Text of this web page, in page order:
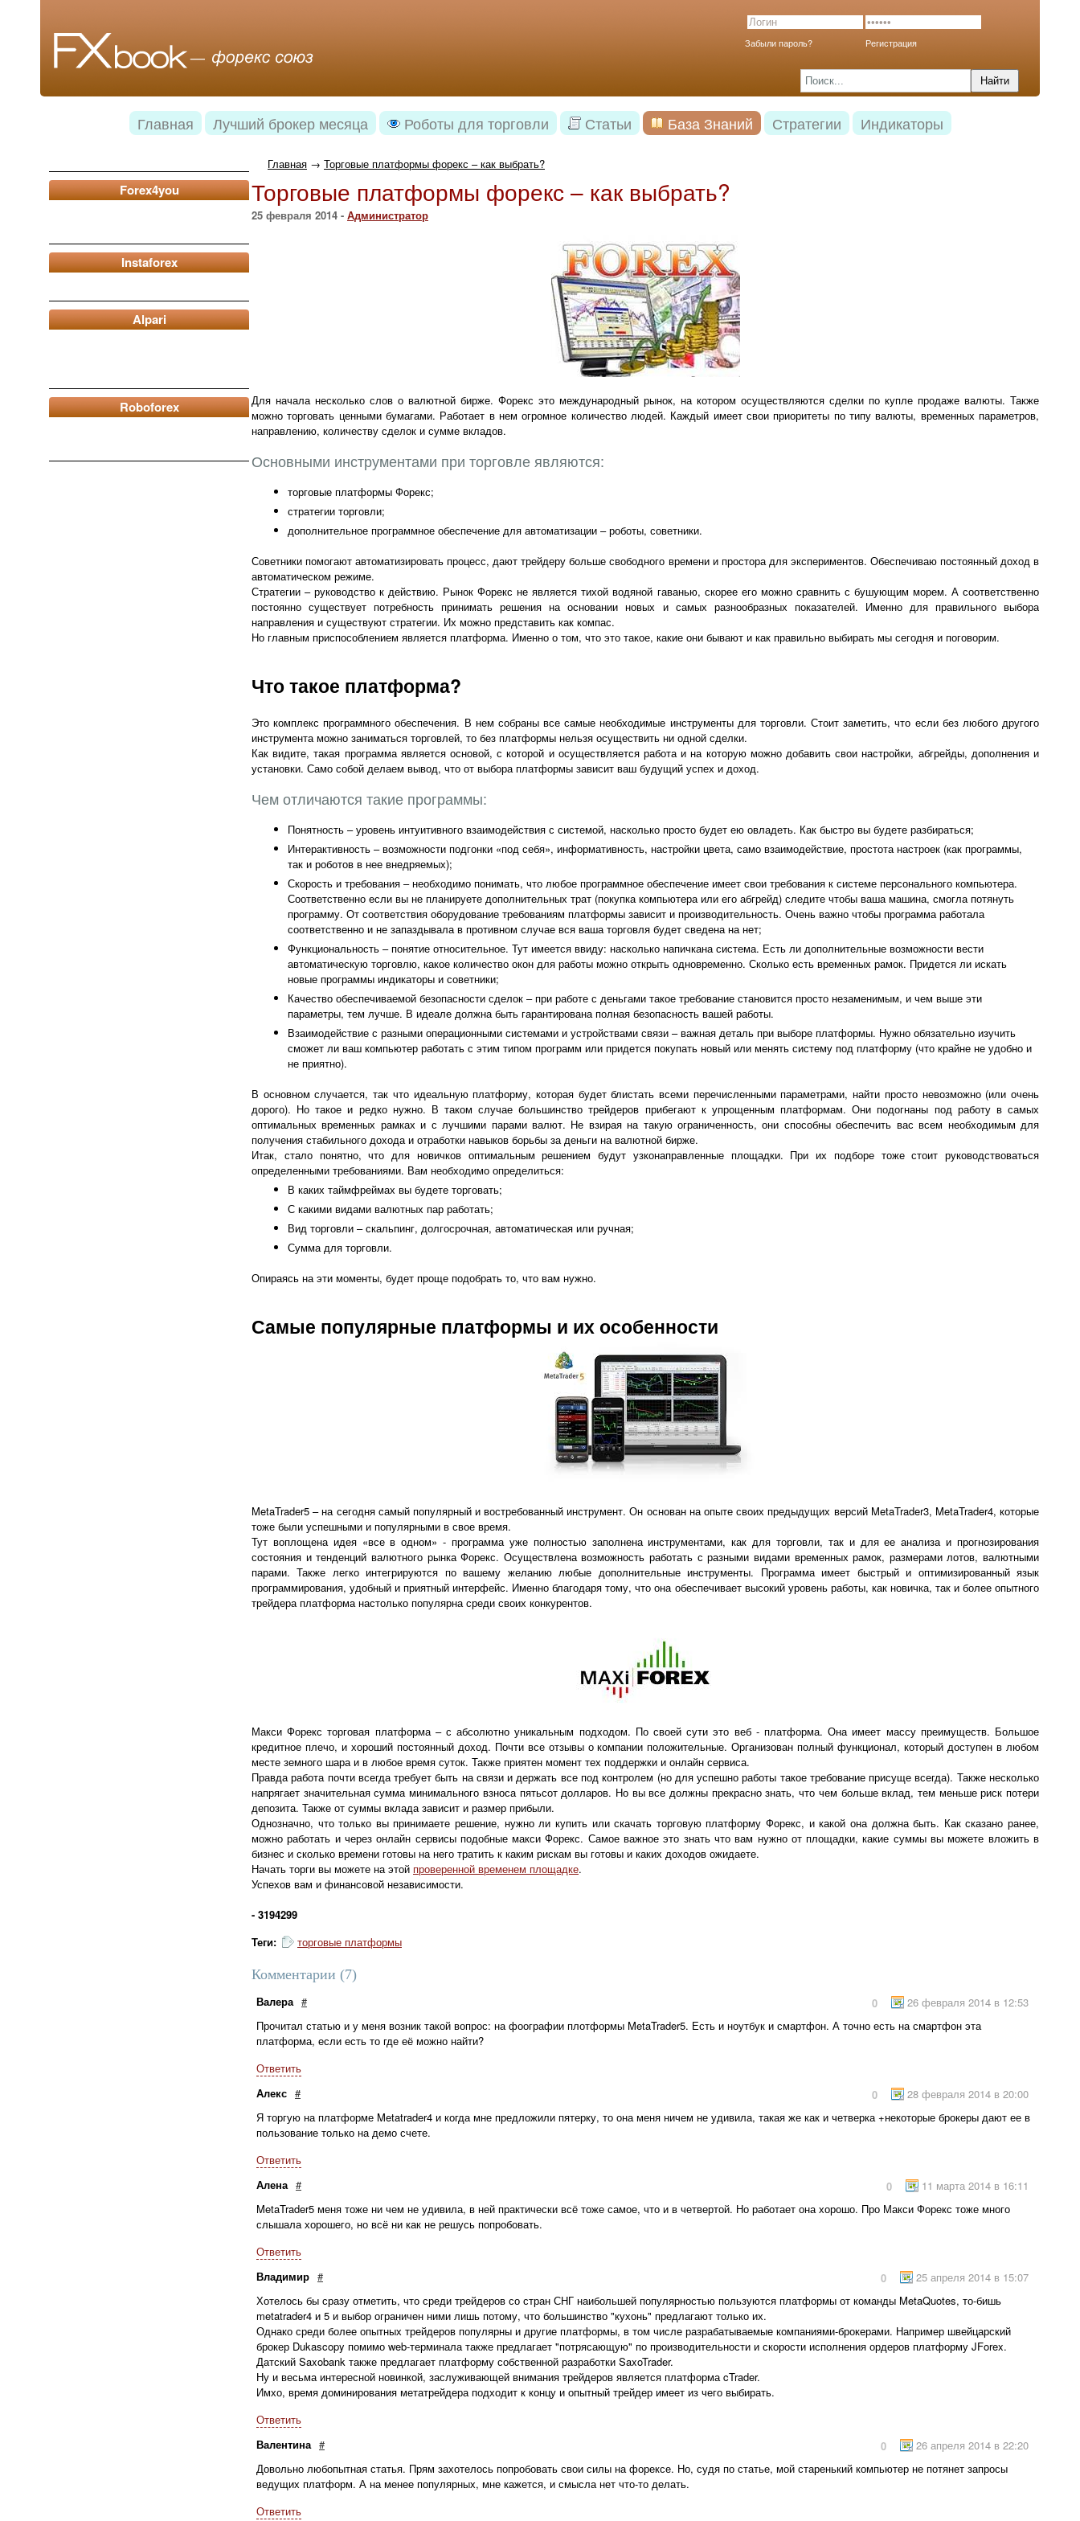
Забыли пароль? Регистрация
Главная Лучший брокер месяца Роботы для торговли Статьи База Знаний Стратегии Индикаторы
Forex4you
Instaforex
Alpari
Roboforex
Главная → Торговые платформы форекс – как выбрать?
Торговые платформы форекс – как выбрать?
25 февраля 2014 - Администратор
Для начала несколько слов о валютной бирже. Форекс это международный рынок, на котором осуществляются сделки по купле продаже валюты. Также
можно торговать ценными бумагами. Работает в нем огромное количество людей. Каждый имеет свои приоритеты по типу валюты, временных параметров,
направлению, количеству сделок и сумме вкладов.
Основными инструментами при торговле являются:
торговые платформы Форекс;
стратегии торговли;
дополнительное программное обеспечение для автоматизации – роботы, советники.
Советники помогают автоматизировать процесс, дают трейдеру больше свободного времени и простора для экспериментов. Обеспечиваю постоянный доход в
автоматическом режиме.
Стратегии – руководство к действию. Рынок Форекс не является тихой водяной гаванью, скорее его можно сравнить с бушующим морем. А соответственно
постоянно существует потребность принимать решения на основании новых и самых разнообразных показателей. Именно для правильного выбора
направления и существуют стратегии. Их можно представить как компас.
Но главным приспособлением является платформа. Именно о том, что это такое, какие они бывают и как правильно выбирать мы сегодня и поговорим.
Что такое платформа?
Это комплекс программного обеспечения. В нем собраны все самые необходимые инструменты для торговли. Стоит заметить, что если без любого другого
инструмента можно заниматься торговлей, то без платформы нельзя осуществить ни одной сделки.
Как видите, такая программа является основой, с которой и осуществляется работа и на которую можно добавить свои настройки, абгрейды, дополнения и
установки. Само собой делаем вывод, что от выбора платформы зависит ваш будущий успех и доход.
Чем отличаются такие программы:
Понятность – уровень интуитивного взаимодействия с системой, насколько просто будет ею овладеть. Как быстро вы будете разбираться;
Интерактивность – возможности подгонки «под себя», информативность, настройки цвета, само взаимодействие, простота настроек (как программы,
так и роботов в нее внедряемых);
Скорость и требования – необходимо понимать, что любое программное обеспечение имеет свои требования к системе персонального компьютера.
Соответственно если вы не планируете дополнительных трат (покупка компьютера или его абгрейд) следите чтобы ваша машина, смогла потянуть
программу. От соответствия оборудование требованиям платформы зависит и производительность. Очень важно чтобы программа работала
соответственно и не запаздывала в противном случае вся ваша торговля будет сведена на нет;
Функциональность – понятие относительное. Тут имеется ввиду: насколько напичкана система. Есть ли дополнительные возможности вести
автоматическую торговлю, какое количество окон для работы можно открыть одновременно. Сколько есть временных рамок. Придется ли искать
новые программы индикаторы и советники;
Качество обеспечиваемой безопасности сделок – при работе с деньгами такое требование становится просто незаменимым, и чем выше эти
параметры, тем лучше. В идеале должна быть гарантирована полная безопасность вашей работы.
Взаимодействие с разными операционными системами и устройствами связи – важная деталь при выборе платформы. Нужно обязательно изучить
сможет ли ваш компьютер работать с этим типом программ или придется покупать новый или менять систему под платформу (что крайне не удобно и
не приятно).
В основном случается, так что идеальную платформу, которая будет блистать всеми перечисленными параметрами, найти просто невозможно (или очень
дорого). Но такое и редко нужно. В таком случае большинство трейдеров прибегают к упрощенным платформам. Они подогнаны под работу в самых
оптимальных временных рамках и с лучшими парами валют. Не взирая на такую ограниченность, они способны обеспечить вас всем необходимым для
получения стабильного дохода и отработки навыков борьбы за деньги на валютной бирже.
Итак, стало понятно, что для новичков оптимальным решением будут узконаправленные площадки. При их подборе тоже стоит руководствоваться
определенными требованиями. Вам необходимо определиться:
В каких таймфреймах вы будете торговать;
С какими видами валютных пар работать;
Вид торговли – скальпинг, долгосрочная, автоматическая или ручная;
Сумма для торговли.
Опираясь на эти моменты, будет проще подобрать то, что вам нужно.
Самые популярные платформы и их особенности
MetaTrader5 – на сегодня самый популярный и востребованный инструмент. Он основан на опыте своих предыдущих версий MetaTrader3, MetaTrader4, которые
тоже были успешными и популярными в свое время.
Тут воплощена идея «все в одном» - программа уже полностью заполнена инструментами, как для торговли, так и для ее анализа и прогнозирования
состояния и тенденций валютного рынка Форекс. Осуществлена возможность работать с разными видами временных рамок, размерами лотов, валютными
парами. Также легко интегрируются по вашему желанию любые дополнительные инструменты. Программа имеет быстрый и оптимизированный язык
программирования, удобный и приятный интерфейс. Именно благодаря тому, что она обеспечивает высокий уровень работы, как новичка, так и более опытного
трейдера платформа настолько популярна среди своих конкурентов.
Макси Форекс торговая платформа – с абсолютно уникальным подходом. По своей сути это веб - платформа. Она имеет массу преимуществ. Большое
кредитное плечо, и хороший постоянный доход. Почти все отзывы о компании положительные. Организован полный функционал, который доступен в любом
месте земного шара и в любое время суток. Также приятен момент тех поддержки и онлайн сервиса.
Правда работа почти всегда требует быть на связи и держать все под контролем (но для успешно работы такое требование присуще всегда). Также несколько
напрягает значительная сумма минимального взноса пятьсот долларов. Но вы все должны прекрасно знать, что чем больше вклад, тем меньше риск потери
депозита. Также от суммы вклада зависит и размер прибыли.
Однозначно, что только вы принимаете решение, нужно ли купить или скачать торговую платформу Форекс, и какой она должна быть. Как сказано ранее,
можно работать и через онлайн сервисы подобные макси Форекс. Самое важное это знать что вам нужно от площадки, какие суммы вы можете вложить в
бизнес и сколько времени готовы на него тратить к каким рискам вы готовы и каких доходов ожидаете.
Начать торги вы можете на этой проверенной временем площадке.
Успехов вам и финансовой независимости.
- 3194299
Теги:
торговые платформы
Комментарии (7)
Валера # 26 февраля 2014 в 12:53
0
Прочитал статью и у меня возник такой вопрос: на фоографии плотформы MetaTrader5. Есть и ноутбук и смартфон. А точно есть на смартфон эта
платформа, если есть то где её можно найти?
Ответить
Алекс # 28 февраля 2014 в 20:00
0
Я торгую на платформе Metatrader4 и когда мне предложили пятерку, то она меня ничем не удивила, такая же как и четверка +некоторые брокеры дают ее в
пользование только на демо счете.
Ответить
Алена # 11 марта 2014 в 16:11
0
MetaTrader5 меня тоже ни чем не удивила, в ней практически всё тоже самое, что и в четвертой. Но работает она хорошо. Про Макси Форекс тоже много
слышала хорошего, но всё ни как не решусь попробовать.
Ответить
Владимир # 25 апреля 2014 в 15:07
0
Хотелось бы сразу отметить, что среди трейдеров со стран СНГ наибольшей популярностью пользуются платформы от команды MetaQuotes, то-бишь
metatrader4 и 5 и выбор ограничен ними лишь потому, что большинство "кухонь" предлагают только их.
Однако среди более опытных трейдеров популярны и другие платформы, в том числе разрабатываемые компаниями-брокерами. Например швейцарский
брокер Dukascopy помимо web-терминала также предлагает "потрясающую" по производительности и скорости исполнения ордеров платформу JForex.
Датский Saxobank также предлагает платформу собственной разработки SaxoTrader.
Ну и весьма интересной новинкой, заслуживающей внимания трейдеров является платформа cTrader.
Имхо, время доминирования метатрейдера подходит к концу и опытный трейдер имеет из чего выбирать.
Ответить
Валентина # 26 апреля 2014 в 22:20
0
Довольно любопытная статья. Прям захотелось попробовать свои силы на форексе. Но, судя по статье, мой старенький компьютер не потянет запросы
ведущих платформ. А на менее популярных, мне кажется, и смысла нет что-то делать.
Ответить